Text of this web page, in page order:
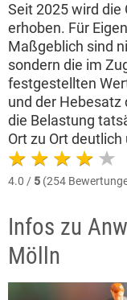
Seit 2025 wird die
erhoben. Für
Maßgeblich sind
sondern die im
festgestellten
und der Hebesatz
die Belastung
Ort zu Ort
4.0 / 5 (254
Infos zu
Mölln